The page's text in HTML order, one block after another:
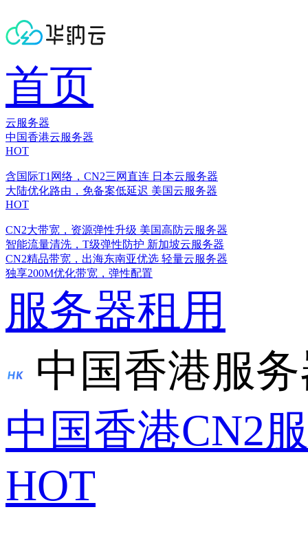
首页
云服务器
中国香港云服务器
HOT
含国际T1网络，CN2三网直连 日本云服务器
大陆优化路由，免备案低延迟 美国云服务器
HOT
CN2大带宽，资源弹性升级 美国高防云服务器
智能流量清洗，T级弹性防护 新加坡云服务器
CN2精品带宽，出海东南亚优选 轻量云服务器
独享200M优化带宽，弹性配置
服务器租用
中国香港服
中国香港CN2
HOT